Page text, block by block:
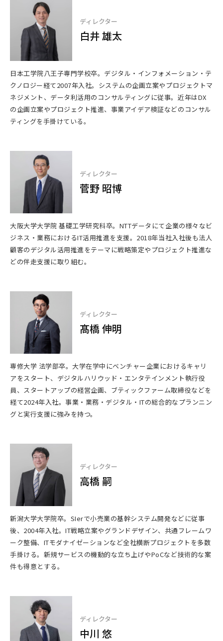
ディレクター
白井 雄太
日本工学院八王子専門学校卒。デジタル・インフォメーション・テ
クノロジー経て2007年入社。システムの企画立案やプロジェクトマ
ネジメント、データ利活用のコンサルティングに従事。近年はDX
の企画立案やプロジェクト推進、事業アイデア検証などのコンサル
ティングを手掛けている。
ディレクター
菅野 昭博
大阪大学大学院 基礎工学研究科卒。NTTデータにて企業の様々なビ
ジネス・業務におけるIT活用推進を支援。2018年当社入社後も法人
顧客のデジタル活用推進をテーマに戦略策定やプロジェクト推進な
どの伴走支援に取り組む。
ディレクター
髙橋 伸明
専修大学 法学部卒。大学在学中にベンチャー企業におけるキャリ
アをスタート、デジタルハリウッド・エンタテインメント執行役
員、スタートアップの経営企画、ブティックファーム取締役などを
経て2024年入社。事業・業務・デジタル・ITの総合的なプランニン
グと実行支援に強みを持つ。
ディレクター
高橋 嗣
新潟大学大学院卒。SIerで小売業の基幹システム開発などに従事
後、2004年入社。IT戦略立案やグランドデザイン、共通フレームワ
ーク整備、ITモダナイゼーションなど全社横断プロジェクトを多数
手掛ける。新規サービスの機動的な立ち上げやPoCなど技術的な案
件も得意とする。
ディレクター
中川 悠